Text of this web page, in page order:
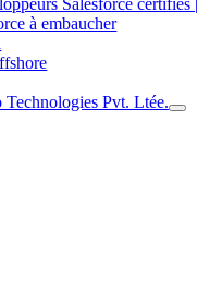
Salesforce certifiés |
à embaucher
Pvt. Ltée.